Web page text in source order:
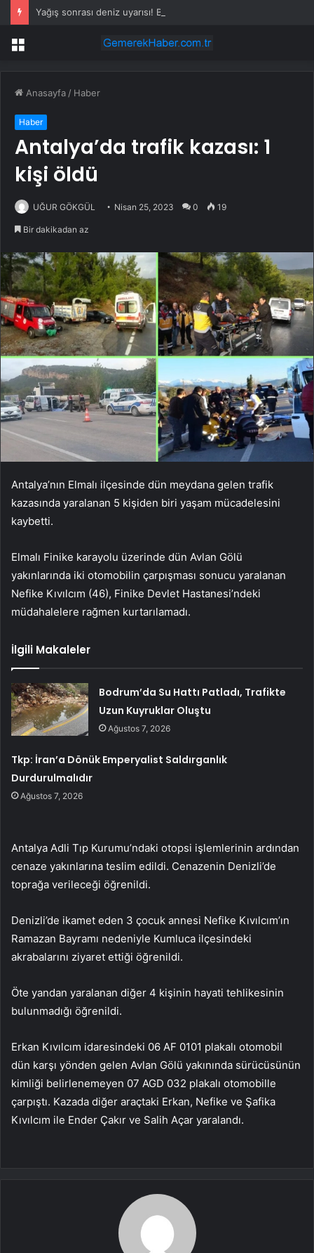
Menü
Anasayfa / Haber
Haber
Antalya’da trafik kazası: 1
kişi öldü
UĞUR GÖKGÜL Nisan 25, 2023 0 19
Bir dakikadan az
Antalya’nın Elmalı ilçesinde dün meydana gelen trafik
kazasında yaralanan 5 kişiden biri yaşam mücadelesini
kaybetti.
Elmalı Finike karayolu üzerinde dün Avlan Gölü
yakınlarında iki otomobilin çarpışması sonucu yaralanan
Nefike Kıvılcım (46), Finike Devlet Hastanesi’ndeki
müdahalelere rağmen kurtarılamadı.
İlgili Makaleler
Bodrum’da Su Hattı Patladı, Trafikte
Uzun Kuyruklar Oluştu
Ağustos 7, 2026
Tkp: İran’a Dönük Emperyalist Saldırganlık
Durdurulmalıdır
Ağustos 7, 2026
Antalya Adli Tıp Kurumu’ndaki otopsi işlemlerinin ardından
cenaze yakınlarına teslim edildi. Cenazenin Denizli’de
toprağa verileceği öğrenildi.
Denizli’de ikamet eden 3 çocuk annesi Nefike Kıvılcım’ın
Ramazan Bayramı nedeniyle Kumluca ilçesindeki
akrabalarını ziyaret ettiği öğrenildi.
Öte yandan yaralanan diğer 4 kişinin hayati tehlikesinin
bulunmadığı öğrenildi.
Erkan Kıvılcım idaresindeki 06 AF 0101 plakalı otomobil
dün karşı yönden gelen Avlan Gölü yakınında sürücüsünün
kimliği belirlenemeyen 07 AGD 032 plakalı otomobille
çarpıştı. Kazada diğer araçtaki Erkan, Nefike ve Şafika
Kıvılcım ile Ender Çakır ve Salih Açar yaralandı.